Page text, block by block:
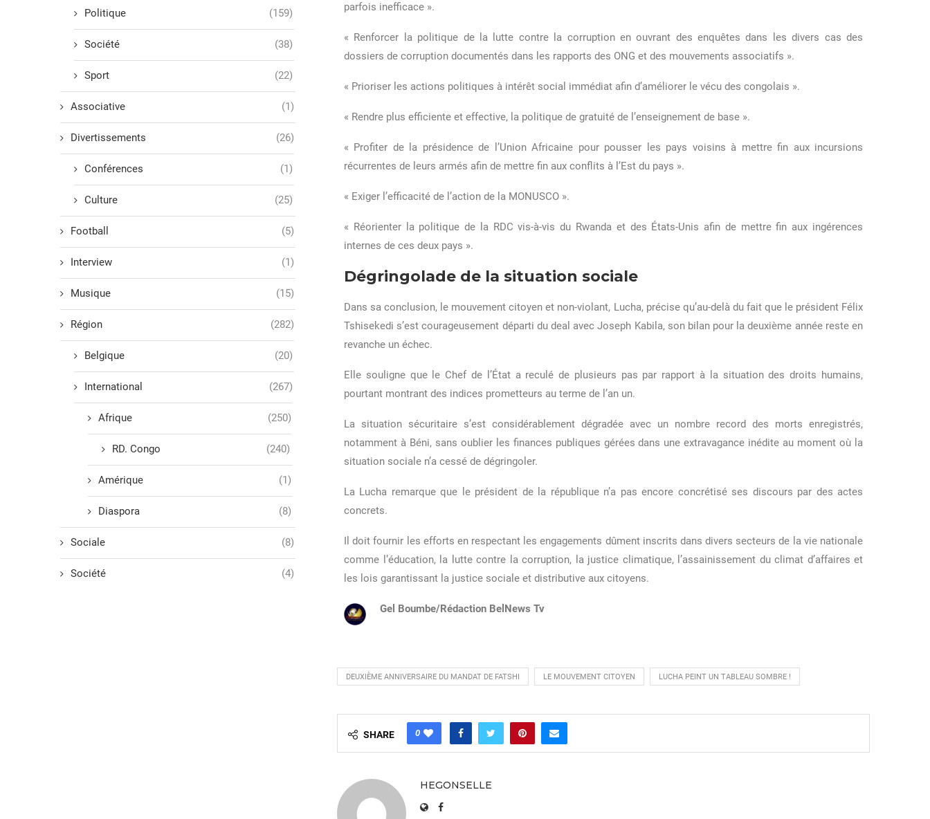
parfois inefficace ».
« Renforcer la politique de la lutte contre la corruption en ouvrant des enquêtes dans les divers cas des
dossiers de corruption documentés dans les rapports des ONG et des mouvements associatifs ».
« Prioriser les actions politiques à intérêt social immédiat afin d’améliorer le vécu des congolais ».
« Rendre plus efficiente et effective, la politique de gratuité de l’enseignement de base ».
« Profiter de la présidence de l’Union Africaine pour pousser les pays voisins à mettre fin aux incursions
récurrentes de leurs armés afin de mettre fin aux conflits à l’Est du pays ».
« Exiger l’efficacité de l’action de la MONUSCO ».
« Réorienter la politique de la RDC vis-à-vis du Rwanda et des États-Unis afin de mettre fin aux ingérences
internes de ces deux pays ».
Dégringolade de la situation sociale
Dans sa conclusion, le mouvement citoyen et non-violant, Lucha, précise qu’au-delà du fait que le président Félix
Tshisekedi s’est courageusement départi du deal avec Joseph Kabila, son bilan pour la deuxième année reste en
revanche un échec.
Elle souligne que le Chef de l’État a reculé de plusieurs pas par rapport à la situation des droits humains,
pourtant montrant des indices prometteurs au terme de l’an un.
La situation sécuritaire s’est considérablement dégradée avec un nombre record des morts enregistrés,
notamment à Béni, sans oublier les finances publiques gérées dans une extravagance inédite au moment où la
situation sociale n’a cessé de dégringoler.
La Lucha remarque que le président de la république n’a pas encore concrétisé ses discours par des actes
concrets.
Il doit fournir les efforts en respectant les engagements dûment inscrits dans divers secteurs de la vie nationale
comme l’éducation, la lutte contre la corruption, la justice climatique, l’assainissement du climat d’affaires et
les lois garantissant la justice sociale et distributive aux citoyens.
Gel Boumbe/Rédaction BelNews Tv
DEUXIÈME ANNIVERSAIRE DU MANDAT DE FATSHI LE MOUVEMENT CITOYEN LUCHA PEINT UN TABLEAU SOMBRE !
SHARE 0
HEGONSELLE
Politique (159)
Société (38)
Sport (22)
Associative (1)
Divertissements (26)
Conférences (1)
Culture (25)
Football (5)
Interview (1)
Musique (15)
Région (282)
Belgique (20)
International (267)
Afrique (250)
RD. Congo (240)
Amérique (1)
Diaspora (8)
Sociale (8)
Société (4)